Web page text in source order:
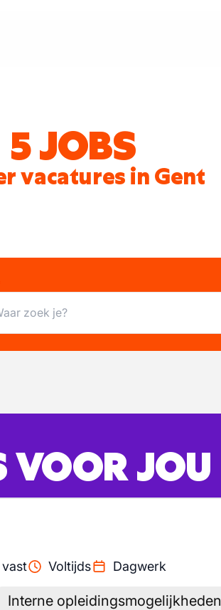
5 JOBS
vacatures in Gent
VOOR JOU
Voltijds Dagwerk
Interne opleidingsmogelijkheden